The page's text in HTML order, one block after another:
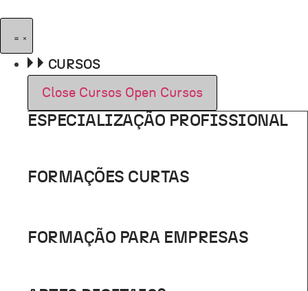
CURSOS
Close Cursos Open Cursos
ESPECIALIZAÇÃO PROFISSIONAL
FORMAÇÕES CURTAS
FORMAÇÃO PARA EMPRESAS